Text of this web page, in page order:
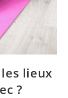
lieux
?